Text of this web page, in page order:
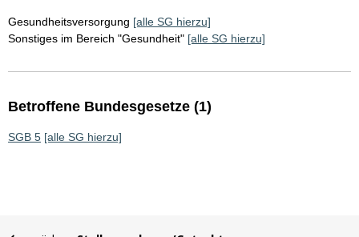
Gesundheitsversorgung [alle SG hierzu]
Sonstiges im Bereich "Gesundheit" [alle SG hierzu]
Betroffene Bundesgesetze (1)
SGB 5 [alle SG hierzu]